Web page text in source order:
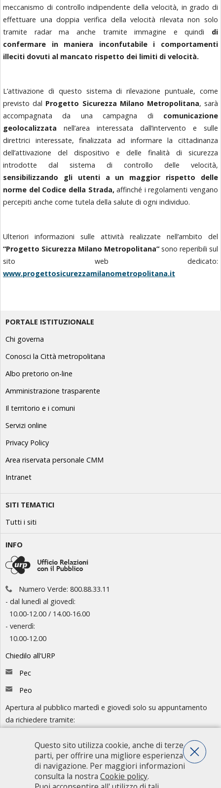
meccanismo di controllo indipendente della velocità, in grado di
effettuare una doppia verifica della velocità rilevata non solo
tramite radar ma anche tramite immagine e quindi di
confermare in maniera inconfutabile i comportamenti
illeciti dovuti al mancato rispetto dei limiti di velocità.
L’attivazione di questo sistema di rilevazione puntuale, come
previsto dal Progetto Sicurezza Milano Metropolitana, sarà
accompagnata da una campagna di comunicazione
geolocalizzata nell’area interessata dall’intervento e sulle
direttrici interessate, finalizzata ad informare la cittadinanza
dell’attivazione del dispositivo e delle finalità di sicurezza
introdotte dal sistema di controllo delle velocità,
sensibilizzando gli utenti a un maggior rispetto delle
norme del Codice della Strada,affinché i regolamenti vengano
percepiti anche come tutela della salute di ogni individuo.
Ulteriori informazioni sulle attività realizzate nell’ambito del
“Progetto Sicurezza Milano Metropolitana” sono reperibili sul
sito web dedicato:
www.progettosicurezzamilanometropolitana.it
PORTALE ISTITUZIONALE
Chi governa
Conosci la Città metropolitana
Albo pretorio on-line
Amministrazione trasparente
Il territorio e i comuni
Servizi online
Privacy Policy
Area riservata personale CMM
Intranet
SITI TEMATICI
Tutti i siti
INFO
Numero Verde: 800.88.33.11
- dal lunedì al giovedì:
10.00-12.00 / 14.00-16.00
- venerdì:
10.00-12.00
Chiedilo all'URP
Pec
Peo
Apertura al pubblico martedì e giovedì solo su appuntamento
da richiedere tramite:
- Numero Verde: 800.88.33.11
Consulta l'organigramma
Accedi agli atti
Questo sito utilizza cookie, anche di terze
parti, per offrire una migliore esperienza
di navigazione. Per maggiori informazioni
consulta la nostra Cookie policy.